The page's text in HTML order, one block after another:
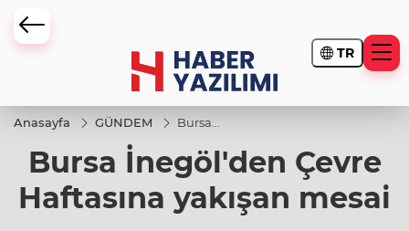
TR
Anasayfa GÜNDEM
Bursa
Çevre
Haftasına
yakışan
mesai
Bursa İnegöl'den Çevre
Haftasına yakışan mesai